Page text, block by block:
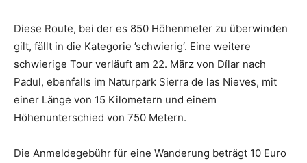
Diese Route, bei der es 850 Höhenmeter zu überwinden
gilt, fällt in die Kategorie ’schwierig‘. Eine weitere
schwierige Tour verläuft am 22. März von Dílar nach
Padul, ebenfalls im Naturpark Sierra de las Nieves, mit
einer Länge von 15 Kilometern und einem
Höhenunterschied von 750 Metern.
Die Anmeldegebühr für eine Wanderung beträgt 10 Euro